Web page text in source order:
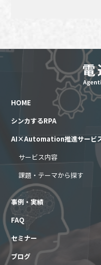
HOME
シンカするRPA
AI×Automation推進サービ
サービス内容
課題・テーマから探す
事例・実績
FAQ
セミナー
ブログ